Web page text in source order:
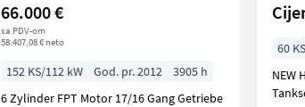
66.000 €
sa PDV-om
58.407,08 € neto
152 KS/112 kW God. pr. 2012
3905 h
6 Zylinder FPT Motor 17/16 Gang Getriebe
60
NEW